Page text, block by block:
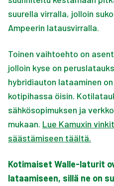
suurella virralla, jolloin
Ampeerin latausvirralla.
Toinen vaihtoehto on
jolloin kyse on
hybridiauton lataaminen
kotipihassa öisin.
sähkösopimuksen ja
mukaan. Lue Kamuxin
säästämiseen täältä.
Kotimaiset Walle-laturit
lataamiseen, sillä ne on